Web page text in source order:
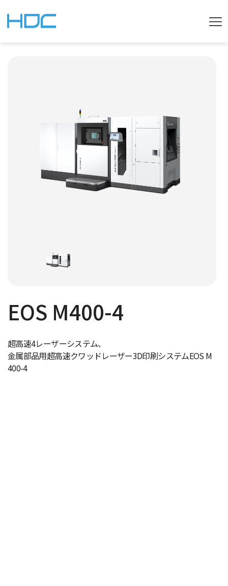
EOS M400-4
超高速4レーザーシステム、
金属部品用超高速クワッドレーザー3D印刷システムEOS M
400-4